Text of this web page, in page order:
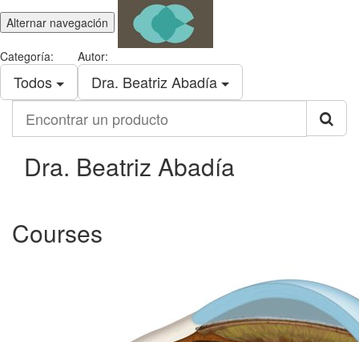
Alternar navegación
Categoría:
Todos
Autor:
Dra. Beatriz Abadía
producto
Dra. Beatriz Abadía
Courses